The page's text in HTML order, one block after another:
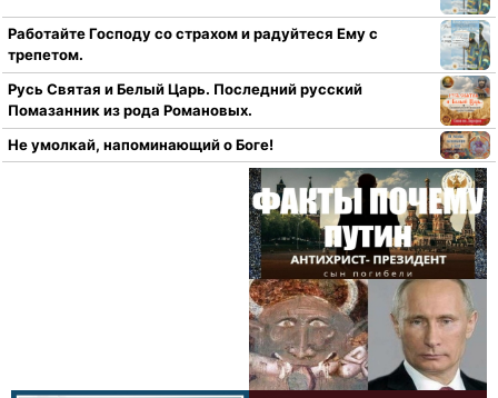
Работайте Господу со страхом и радуйтеся Ему с
трепетом.
Русь Святая и Белый Царь. Последний русский
Помазанник из рода Романовых.
Не умолкай, напоминающий о Боге!